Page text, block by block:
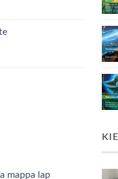
mappa lap